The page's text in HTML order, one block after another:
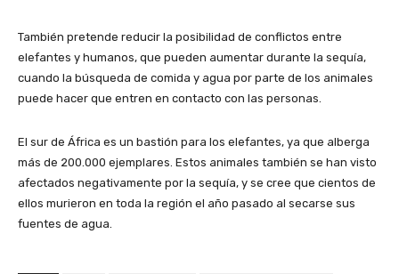
También pretende reducir la posibilidad de conflictos entre
elefantes y humanos, que pueden aumentar durante la sequía,
cuando la búsqueda de comida y agua por parte de los animales
puede hacer que entren en contacto con las personas.
El sur de África es un bastión para los elefantes, ya que alberga
más de 200.000 ejemplares. Estos animales también se han visto
afectados negativamente por la sequía, y se cree que cientos de
ellos murieron en toda la región el año pasado al secarse sus
fuentes de agua.